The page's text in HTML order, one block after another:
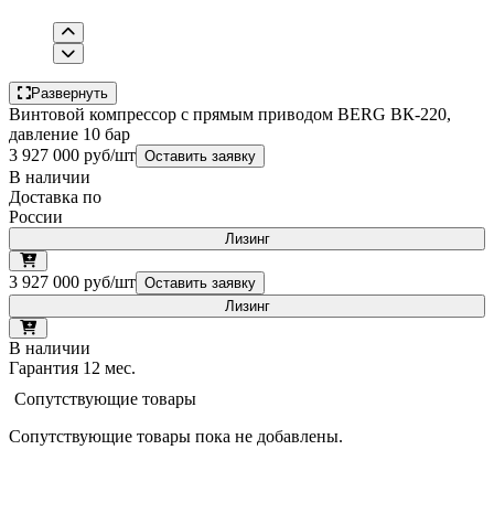
Развернуть
Винтовой компрессор с прямым приводом BERG ВК-220,
давление 10 бар
3 927 000 руб/шт Оставить заявку
В наличии
Доставка по
России
Лизинг
3 927 000 руб/шт Оставить заявку
Лизинг
В наличии
Гарантия 12 мес.
Сопутствующие товары
Сопутствующие товары пока не добавлены.